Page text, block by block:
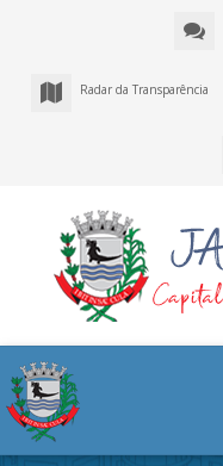
Radar da Transparência